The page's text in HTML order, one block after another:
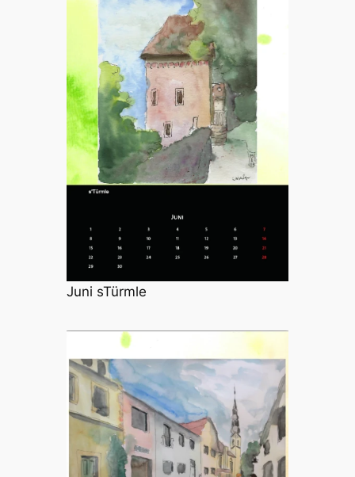
Juni sTürmle